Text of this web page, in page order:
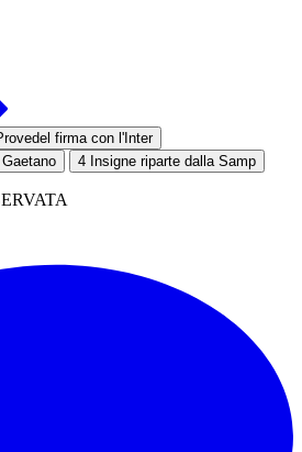
firma con l'Inter
4 Insigne riparte dalla Samp